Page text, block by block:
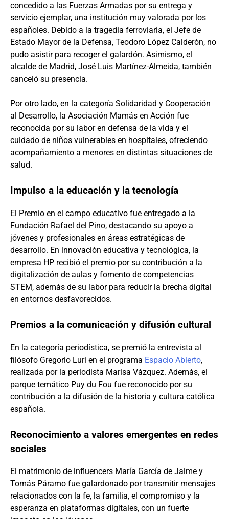
concedido a las Fuerzas Armadas por su entrega y
servicio ejemplar, una institución muy valorada por los
españoles. Debido a la tragedia ferroviaria, el Jefe de
Estado Mayor de la Defensa, Teodoro López Calderón, no
pudo asistir para recoger el galardón. Asimismo, el
alcalde de Madrid, José Luis Martínez-Almeida, también
canceló su presencia.
Por otro lado, en la categoría Solidaridad y Cooperación
al Desarrollo, la Asociación Mamás en Acción fue
reconocida por su labor en defensa de la vida y el
cuidado de niños vulnerables en hospitales, ofreciendo
acompañamiento a menores en distintas situaciones de
salud.
Impulso a la educación y la tecnología
El Premio en el campo educativo fue entregado a la
Fundación Rafael del Pino, destacando su apoyo a
jóvenes y profesionales en áreas estratégicas de
desarrollo. En innovación educativa y tecnológica, la
empresa HP recibió el premio por su contribución a la
digitalización de aulas y fomento de competencias
STEM, además de su labor para reducir la brecha digital
en entornos desfavorecidos.
Premios a la comunicación y difusión cultural
En la categoría periodística, se premió la entrevista al
filósofo Gregorio Luri en el programa Espacio Abierto,
realizada por la periodista Marisa Vázquez. Además, el
parque temático Puy du Fou fue reconocido por su
contribución a la difusión de la historia y cultura católica
española.
Reconocimiento a valores emergentes en redes
sociales
El matrimonio de influencers María García de Jaime y
Tomás Páramo fue galardonado por transmitir mensajes
relacionados con la fe, la familia, el compromiso y la
esperanza en plataformas digitales, con un fuerte